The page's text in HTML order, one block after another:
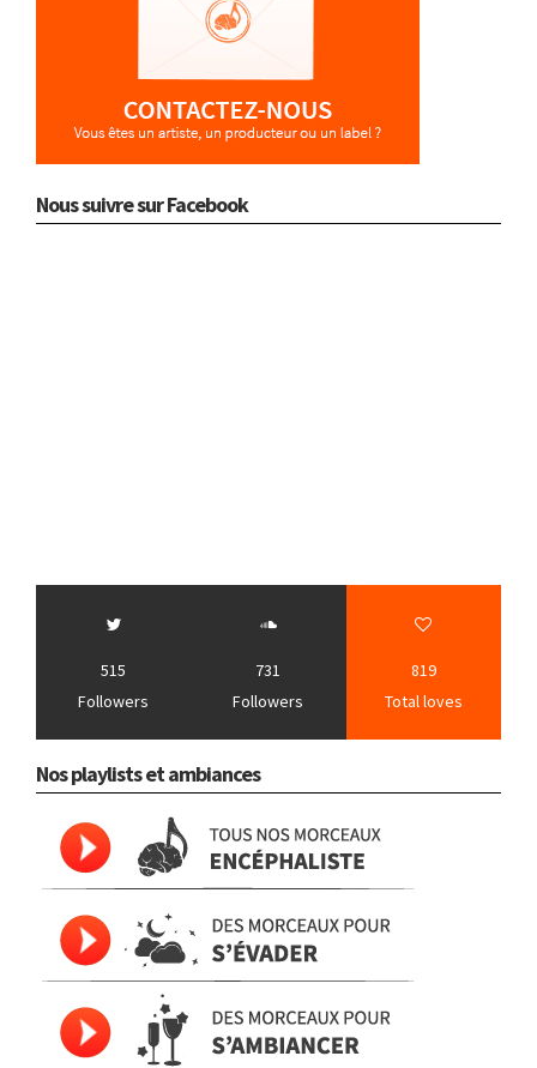
Nous suivre sur Facebook
515
Followers
731
Followers
819
Total loves
Nos playlists et ambiances